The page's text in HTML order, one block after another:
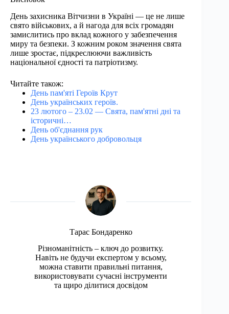
День захисника Вітчизни в Україні — це не лише
свято військових, а й нагода для всіх громадян
замислитись про вклад кожного у забезпечення
миру та безпеки. З кожним роком значення свята
лише зростає, підкреслюючи важливість
національної єдності та патріотизму.
Читайте також:
День пам'яті Героїв Крут
День українських героїв.
23 лютого – 23.02 — Свята, пам'ятні дні та
історичні…
День об'єднання рук
День українського добровольця
Тарас Бондаренко
Різноманітність – ключ до розвитку.
Навіть не будучи експертом у всьому,
можна ставити правильні питання,
використовувати сучасні інструменти
та щиро ділитися досвідом